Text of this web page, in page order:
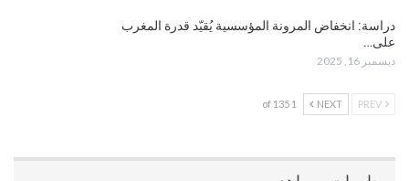
دراسة: انخفاض المرونة المؤسسية يُقيّد قدرة المغرب
على…
ديسمبر 16, 2025
NEXT
1 of 135